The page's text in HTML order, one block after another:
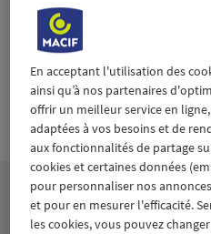
Certifié avec Wiztrust
trusted
sources
En acceptant l'utilisation des
ainsi qu’à nos partenaires
offrir un meilleur service en
adaptées à vos besoins et de
aux fonctionnalités de partage
cookies et certaines données
pour personnaliser nos
et pour en mesurer l'efficacité.
les cookies, vous pouvez